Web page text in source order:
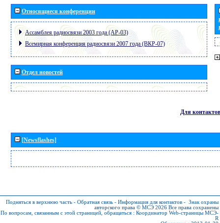
Относящиеся конференции
Ассамблея радиосвязи 2003 года (АР-03)
Всемирная конференция радиосвязи 2007 года (ВКР-07)
Отдел новостей
Для контактов
[Newsflashes]
Подняться в верхнюю часть - Обратная связь - Информация для контактов - Знак охраны
авторского права © МСЭ 2026 Все права сохранены
По вопросам, связанным с этой страницей, обращаться : Координатор Web-страницы МСЭ-
R